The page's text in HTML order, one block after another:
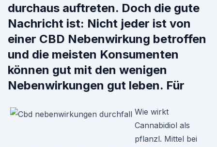
durchaus auftreten. Doch die gute
Nachricht ist: Nicht jeder ist von
einer CBD Nebenwirkung betroffen
und die meisten Konsumenten
können gut mit den wenigen
Nebenwirkungen gut leben. Für
Wie wirkt
Cannabidiol als
pflanzl. Mittel bei